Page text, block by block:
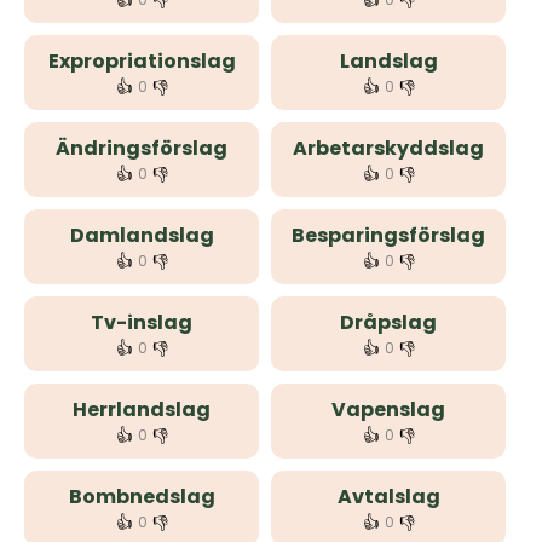
Expropriationslag
👍 0 👎
Landslag
👍 0 👎
Ändringsförslag
👍 0 👎
Arbetarskyddslag
👍 0 👎
Damlandslag
👍 0 👎
Besparingsförslag
👍 0 👎
Tv-inslag
👍 0 👎
Dråpslag
👍 0 👎
Herrlandslag
👍 0 👎
Vapenslag
👍 0 👎
Bombnedslag
👍 0 👎
Avtalslag
👍 0 👎